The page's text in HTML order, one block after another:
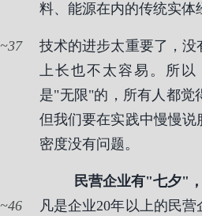
料、能源在内的传统实体
37
技术的进步太重要了，没
上长也不太容易。所
是"无限"的，所有人都觉
但我们要在实践中慢慢
密度没有问题。
民营企业有"七夕"
46
凡是企业20年以上的民